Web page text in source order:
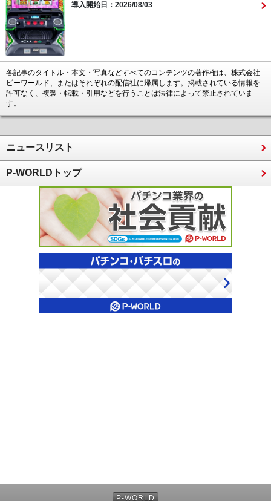
導入開始日：2026/08/03
各記事のタイトル・本文・写真などすべてのコンテンツの著作権は、株式会社
ピーワールド、またはそれぞれの配信社に帰属します。掲載されている情報を
許可なく、複製・転載・引用などを行うことは法律によって禁止されていま
す。
ニュースリスト
P-WORLDトップ
P-WORLD